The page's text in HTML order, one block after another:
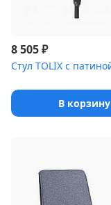
8 505₽
В корзину